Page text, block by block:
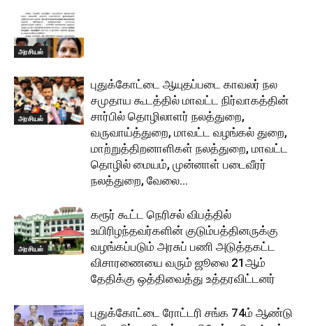
அரசியல்
அரசியல்
புதுக்கோட்டை ஆயுதப்படை காவலர் நல
சமுதாய கூடத்தில் மாவட்ட நிர்வாகத்தின்
சார்பில் தொழிலாளர் நலத்துறை,
வருவாய்த்துறை, மாவட்ட வழங்கல் துறை,
மாற்றுத்திறனாளிகள் நலத்துறை, மாவட்ட
தொழில் மையம், முன்னாள் படைவீரர்
நலத்துறை, வேலை...
அரசியல்
கரூர் கூட்ட நெரிசல் விபத்தில்
உயிரிழந்தவர்களின் குடும்பத்தினருக்கு
வழங்கப்படும் அரசுப் பணி அடுத்தகட்ட
விசாரணையை வரும் ஜூலை 21ஆம்
தேதிக்கு ஒத்திவைத்து உத்தரவிட்டனர்
புதுக்கோட்டை ரோட்டரி சங்க 74ம் ஆண்டு